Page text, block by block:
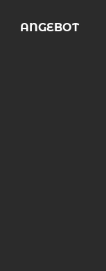
ANGEBOT